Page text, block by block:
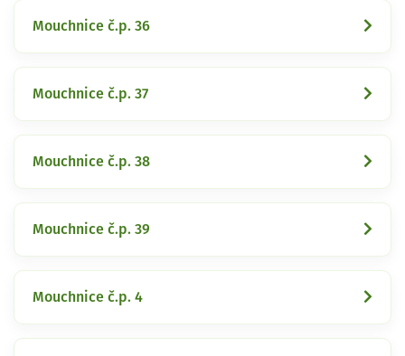
Mouchnice č.p. 36
Mouchnice č.p. 37
Mouchnice č.p. 38
Mouchnice č.p. 39
Mouchnice č.p. 4